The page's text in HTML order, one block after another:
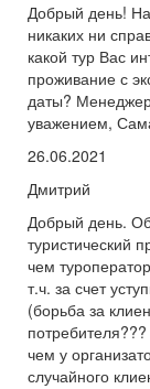
Добрый день!
никаких ни
какой тур Вас
проживание с
даты?
уважением,
26.06.2021
Дмитрий
Добрый день.
туристический
чем
т.ч. за счет
(борьба за
чем у
случайного